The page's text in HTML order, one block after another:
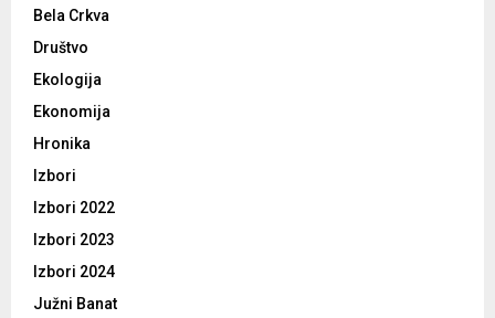
Bela Crkva
Društvo
Ekologija
Ekonomija
Hronika
Izbori
Izbori 2022
Izbori 2023
Izbori 2024
Južni Banat